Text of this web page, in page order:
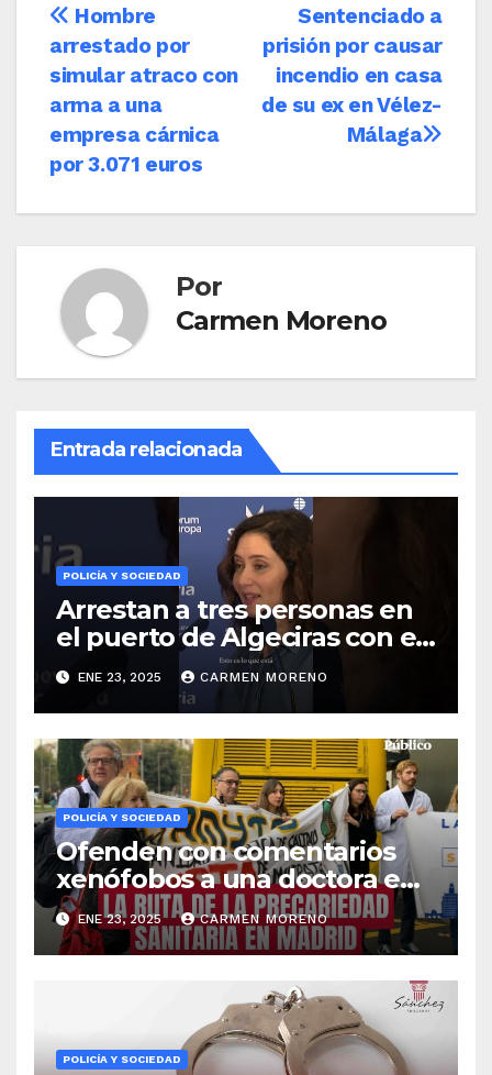
Navegación
de
entradas
Sentenciado a
prisión por causar
incendio en casa
de su ex en Vélez-
Málaga
Hombre
arrestado por
simular atraco con
arma a una
empresa cárnica
por 3.071 euros
Por
Carmen Moreno
Entrada relacionada
POLICÍA Y SOCIEDAD
Arrestan a tres personas en
el puerto de Algeciras con el
ordenador sustraído a la
abogada vinculada a la
pareja de una figura pública
ENE 23, 2025 CARMEN MORENO
POLICÍA Y SOCIEDAD
Ofenden con comentarios
xenófobos a una doctora en
un ambulatorio de
Benalmádena
ENE 23, 2025 CARMEN MORENO
POLICÍA Y SOCIEDAD